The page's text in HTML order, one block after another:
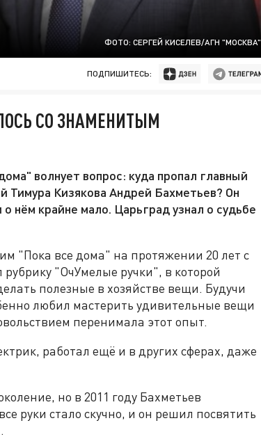
ФОТО: СЕРГЕЙ КИСЕЛЕВ/АГН "МОСКВА"
ПОДПИШИТЕСЬ:
СО ЗНАМЕНИТЫМ
волнует вопрос: куда пропал главный
Тимура Кизякова Андрей Бахметьев? Он
нём крайне мало. Царьград узнал о судьбе
"Пока все дома" на протяжении 20 лет с
рубрику "ОчУмелые ручки", в которой
полезные в хозяйстве вещи. Будучи
любил мастерить удивительные вещи
перенимала этот опыт.
работал ещё и в других сферах, даже
но в 2011 году Бахметьев
руки стало скучно, и он решил посвятить